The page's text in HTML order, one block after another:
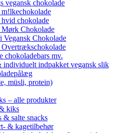
vegansk chokolade
m!lkechokolade
hvid chokolade
Mørk Chokolade
Vegansk Chokolade
Overtrækschokolade
chokoladebars mv.
individuelt indpakket vegansk slik
müsli, protein)
– alle produkter
kiks
& salte snacks
& kagetilbehør